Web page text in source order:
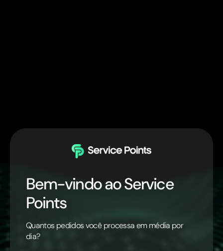
Bem-vindo ao Service
Points
Quantos pedidos você processa em média por
dia?